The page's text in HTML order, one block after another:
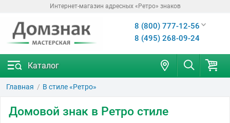
Интернет-магазин адресных «Ретро» знаков
8 (800) 777-12-56
8 (495) 268-09-24
Каталог
Главная В стиле «Ретро»
Домовой знак в Ретро стиле